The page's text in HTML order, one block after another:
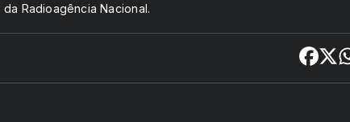
da Radioagência Nacional.